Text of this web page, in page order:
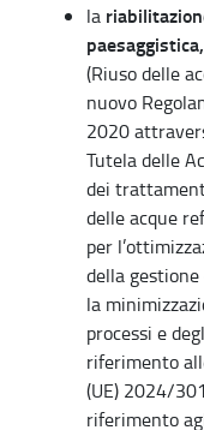
la
(Riuso delle
nuovo
2020
Tutela delle
dei
delle acque
per
della
la
processi e
riferimento
(UE) 2024/
riferimento